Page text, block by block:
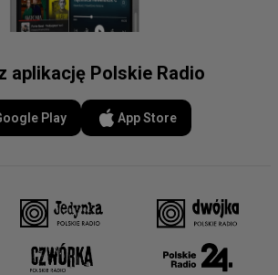
aplikację Polskie Radio
Play App Store